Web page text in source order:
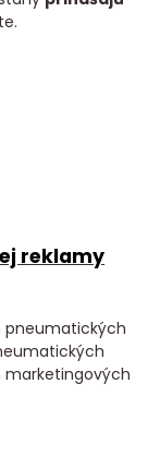
reklamy
pneumatických
marketingových